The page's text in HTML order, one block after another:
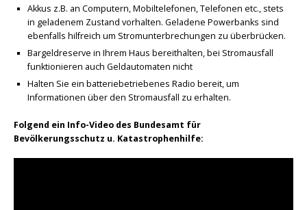
Akkus z.B. an Computern, Mobiltelefonen, Telefonen etc., stets
in geladenem Zustand vorhalten. Geladene Powerbanks sind
ebenfalls hilfreich um Stromunterbrechungen zu überbrücken.
Bargeldreserve in Ihrem Haus bereithalten, bei Stromausfall
funktionieren auch Geldautomaten nicht
Halten Sie ein batteriebetriebenes Radio bereit, um
Informationen über den Stromausfall zu erhalten.
Folgend ein Info-Video des Bundesamt für
Bevölkerungsschutz u. Katastrophenhilfe: